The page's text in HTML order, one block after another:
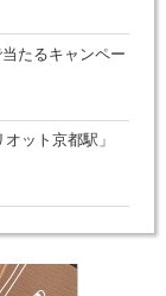
たるキャンペー
ット京都駅」